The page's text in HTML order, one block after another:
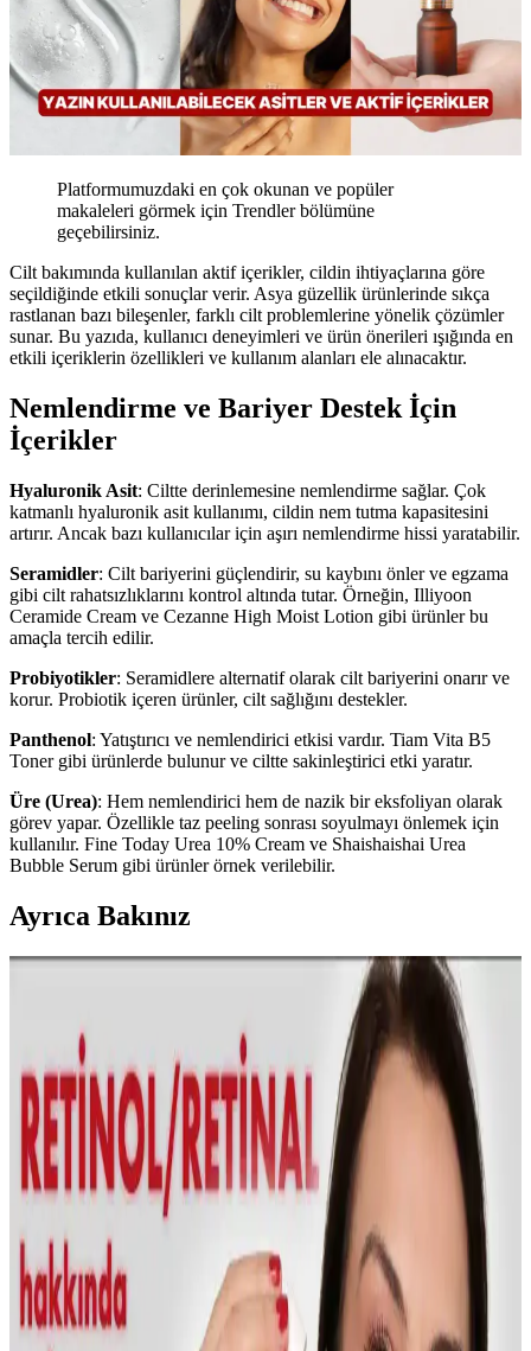
Platformumuzdaki en çok okunan ve popüler
makaleleri görmek için Trendler bölümüne
geçebilirsiniz.
Cilt bakımında kullanılan aktif içerikler, cildin ihtiyaçlarına göre
seçildiğinde etkili sonuçlar verir. Asya güzellik ürünlerinde sıkça
rastlanan bazı bileşenler, farklı cilt problemlerine yönelik çözümler
sunar. Bu yazıda, kullanıcı deneyimleri ve ürün önerileri ışığında en
etkili içeriklerin özellikleri ve kullanım alanları ele alınacaktır.
Nemlendirme ve Bariyer Destek İçin
İçerikler
Hyaluronik Asit: Ciltte derinlemesine nemlendirme sağlar. Çok
katmanlı hyaluronik asit kullanımı, cildin nem tutma kapasitesini
artırır. Ancak bazı kullanıcılar için aşırı nemlendirme hissi yaratabilir.
Seramidler: Cilt bariyerini güçlendirir, su kaybını önler ve egzama
gibi cilt rahatsızlıklarını kontrol altında tutar. Örneğin, Illiyoon
Ceramide Cream ve Cezanne High Moist Lotion gibi ürünler bu
amaçla tercih edilir.
Probiyotikler: Seramidlere alternatif olarak cilt bariyerini onarır ve
korur. Probiotik içeren ürünler, cilt sağlığını destekler.
Panthenol: Yatıştırıcı ve nemlendirici etkisi vardır. Tiam Vita B5
Toner gibi ürünlerde bulunur ve ciltte sakinleştirici etki yaratır.
Üre (Urea): Hem nemlendirici hem de nazik bir eksfoliyan olarak
görev yapar. Özellikle taz peeling sonrası soyulmayı önlemek için
kullanılır. Fine Today Urea 10% Cream ve Shaishaishai Urea
Bubble Serum gibi ürünler örnek verilebilir.
Ayrıca Bakınız
Sheland Dermastamp 140 Titanyum İğneli ve 30 ml
Collagen Serum ile Cilt Bakımında Yenilikçi Çözüm
Sheland Dermastamp 140 titanyum iğneli ve 30 ml kolajen serumu,
ayarlanabilir iğne uzunluğu ve yüksek kalite özellikleriyle cilt
bakımında etkili ve pratik çözümler sunar.
NEDOX Varilx Önleyici Roll-on: Varis ve Kılcal
Damar Sorunlarına Çözüm Sunan Doğal Kozmetik
Ürün
NEDOX Varilx Roll-on, doğal içerikleriyle varis ve damar
sorunlarını hafifletir, kullanımı kolay, ferahlatıcı ve güvenilir bir
damar bakım ürünüdür.
İLTERUS Tırtıklı Yeşim Face Roller ve Pembe